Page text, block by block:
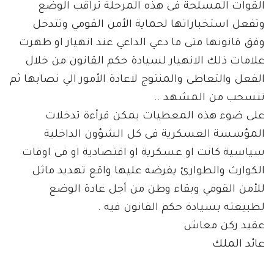
القوات المسلحة فى هذه المرحلة تراقب الوضع
وتفعل استخباراتها لحماية الأمن القومي وتتدخل
وفق قانونها متى ما دعي الداعي عند انهيار او ظهرت
علامات ذلك الانهيار لسيادة حكم القانون من خلال
الفعل والتعاطى والمنتوج لاعادة الأمور الي نصابها ثم
تنسحب من المشهد ..
على ضوء هذه المعطيات يمكن قرأءة تدخلات
المؤسسة العسكرية فى كل الشؤون الداخلية
سياسية كانت او عسكرية او اقتصادية او فى اوقات
الكوارث والطوارئ يفرضه عليها واقع تهديد ماثل
للأمن القومي وبقاء وطن من أجل عادة الوضع
لطبيعته بسيادة حكم القانون فيه .
عقيد ركن معاش
عائد الملك